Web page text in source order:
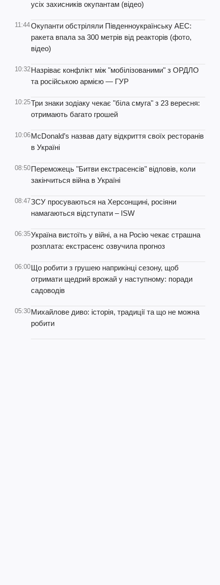
усіх захисників окупантам (відео)
11:44Окупанти обстріляли Південноукраїнську АЕС:
ракета впала за 300 метрів від реакторів (фото,
відео)
10:32Назріває конфлікт між "мобілізованими" з ОРДЛО
та російською армією — ГУР
10:25Три знаки зодіаку чекає "біла смуга" з 23 вересня:
отримають багато грошей
10:06McDonald’s назвав дату відкриття своїх ресторанів
в Україні
08:50Переможець "Битви екстрасенсів" відповів, коли
закінчиться війна в Україні
08:47ЗСУ просуваються на Херсонщині, росіяни
намагаються відступати – ISW
06:35Україна вистоїть у війні, а на Росію чекає страшна
розплата: екстрасенс озвучила прогноз
06:00Що робити з грушею наприкінці сезону, щоб
отримати щедрий врожай у наступному: поради
садоводів
05:30Михайлове диво: історія, традиції та що не можна
робити